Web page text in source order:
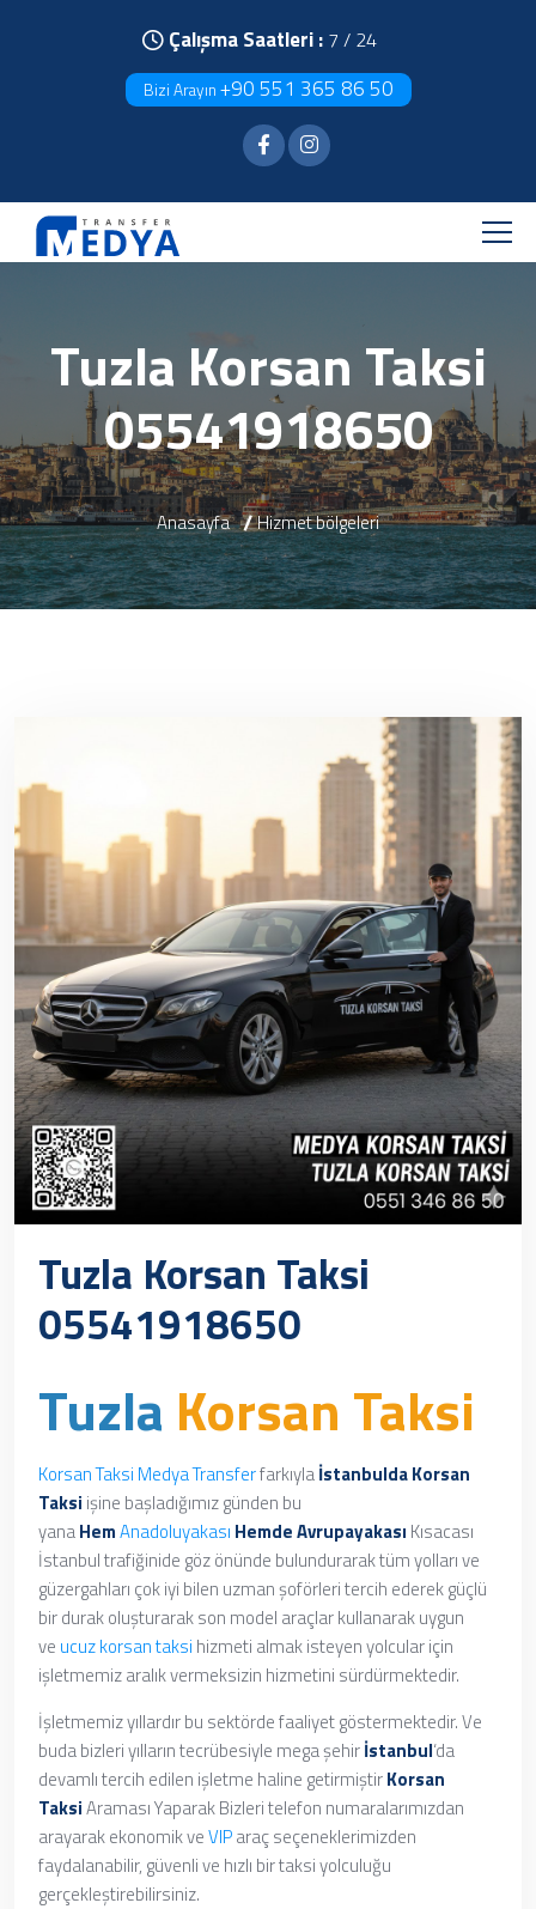
Çalışma Saatleri : 7 / 24
Bizi Arayın +90 551 365 86 50
Tuzla Korsan Taksi
05541918650
Anasayfa Hizmet bölgeleri
Tuzla Korsan Taksi
05541918650
Tuzla Korsan Taksi
Korsan Taksi Medya Transferfarkıylaİstanbulda Korsan
Taksi işine başladığımız günden bu
yanaHemAnadoluyakası HemdeAvrupayakası Kısacası
İstanbul trafiğinide göz önünde bulundurarak tüm yolları ve
güzergahları çok iyi bilen uzman şoförleri tercih ederek güçlü
bir durak oluşturarak son model araçlar kullanarak uygun
ve ucuz korsan taksi hizmeti almak isteyen yolcular için
işletmemiz aralık vermeksizin hizmetini sürdürmektedir.
İşletmemiz yıllardır bu sektörde faaliyet göstermektedir. Ve
buda bizleri yılların tecrübesiyle mega şehirİstanbul‘da
devamlı tercih edilen işletme haline getirmiştirKorsan
TaksiAraması YaparakBizleri telefon numaralarımızdan
arayarak ekonomik veVIParaç seçeneklerimizden
faydalanabilir, güvenli ve hızlı bir taksi yolculuğu
gerçekleştirebilirsiniz.